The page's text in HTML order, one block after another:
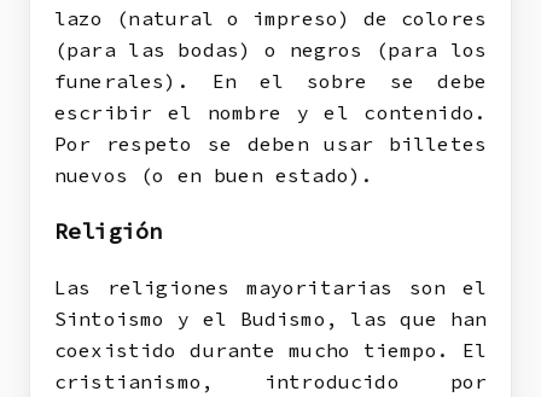
lazo (natural o impreso) de colores
(para las bodas) o negros (para los
funerales). En el sobre se debe
escribir el nombre y el contenido.
Por respeto se deben usar billetes
nuevos (o en buen estado).
Religión
Las religiones mayoritarias son el
Sintoismo y el Budismo, las que han
coexistido durante mucho tiempo. El
cristianismo, introducido por